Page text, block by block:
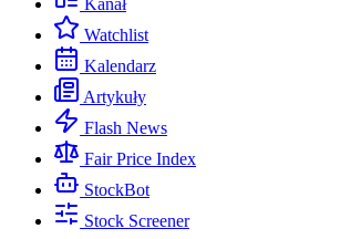
Kanał
Watchlist
Kalendarz
Artykuły
Flash News
Fair Price Index
StockBot
Stock Screener